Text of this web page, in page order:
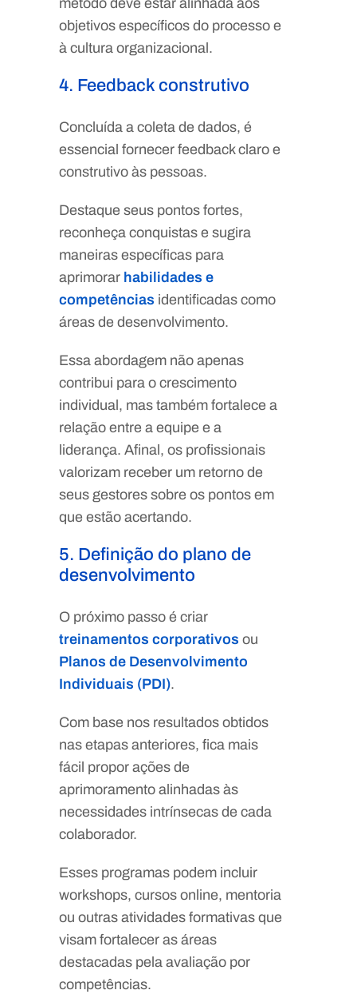
método deve estar alinhada aos
objetivos específicos do processo e
à cultura organizacional.
4. Feedback construtivo
Concluída a coleta de dados, é
essencial fornecer feedback claro e
construtivo às pessoas.
Destaque seus pontos fortes,
reconheça conquistas e sugira
maneiras específicas para
aprimorar habilidades e
competências identificadas como
áreas de desenvolvimento.
Essa abordagem não apenas
contribui para o crescimento
individual, mas também fortalece a
relação entre a equipe e a
liderança. Afinal, os profissionais
valorizam receber um retorno de
seus gestores sobre os pontos em
que estão acertando.
5. Definição do plano de
desenvolvimento
O próximo passo é criar
treinamentos corporativos ou
Planos de Desenvolvimento
Individuais (PDI).
Com base nos resultados obtidos
nas etapas anteriores, fica mais
fácil propor ações de
aprimoramento alinhadas às
necessidades intrínsecas de cada
colaborador.
Esses programas podem incluir
workshops, cursos online, mentoria
ou outras atividades formativas que
visam fortalecer as áreas
destacadas pela avaliação por
competências.